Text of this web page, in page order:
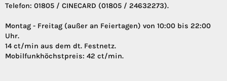
Telefon: 01805 / CINECARD (01805 / 24632273).
Montag - Freitag (außer an Feiertagen) von 10:00 bis 22:00
Uhr.
14 ct/min aus dem dt. Festnetz.
Mobilfunkhöchstpreis: 42 ct/min.